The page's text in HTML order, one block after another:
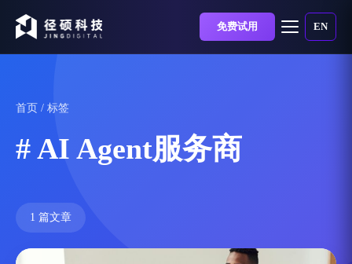
免费试用 EN
首页 / 标签
# AI Agent服务商
1 篇文章